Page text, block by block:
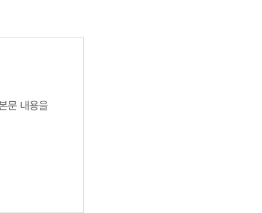
문 내용을